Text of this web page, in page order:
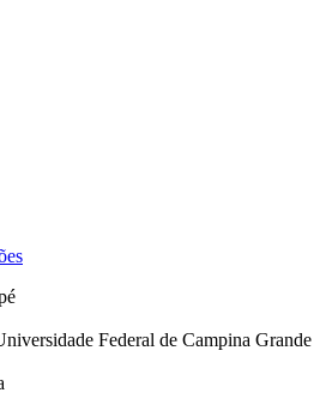
Federal de Campina Grande